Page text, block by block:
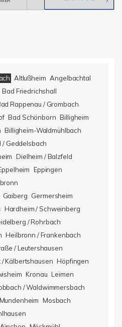
Altlußheim Angelbachtal
Bad Friedrichshall
Rappenau / Grombach
Bad Schönborn Billigheim
Billigheim-Waldmühlbach
/ Geddelsbach
Dielheim / Balzfeld
Eppingen
Gaiberg Germersheim
Hardheim / Schweinberg
/ Rohrbach
Heilbronn / Frankenbach
/ Leutershausen
Kälbertshausen Höpfingen
Kronau Leimen
/ Waldwimmersbach
Mosbach